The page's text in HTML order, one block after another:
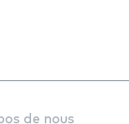
de nous